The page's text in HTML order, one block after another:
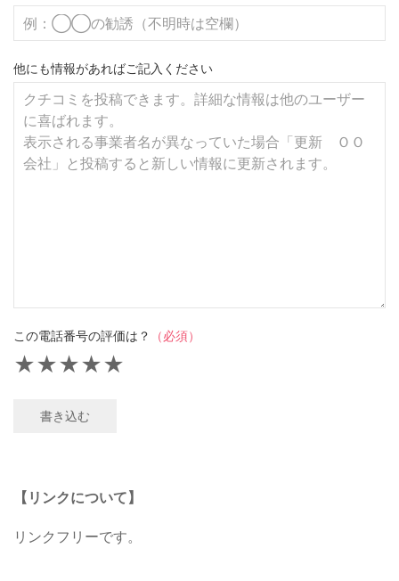
他にも情報があればご記入ください
この電話番号の評価は？ （必須）
★
★
★
★
★
書き込む
【リンクについて】
リンクフリーです。